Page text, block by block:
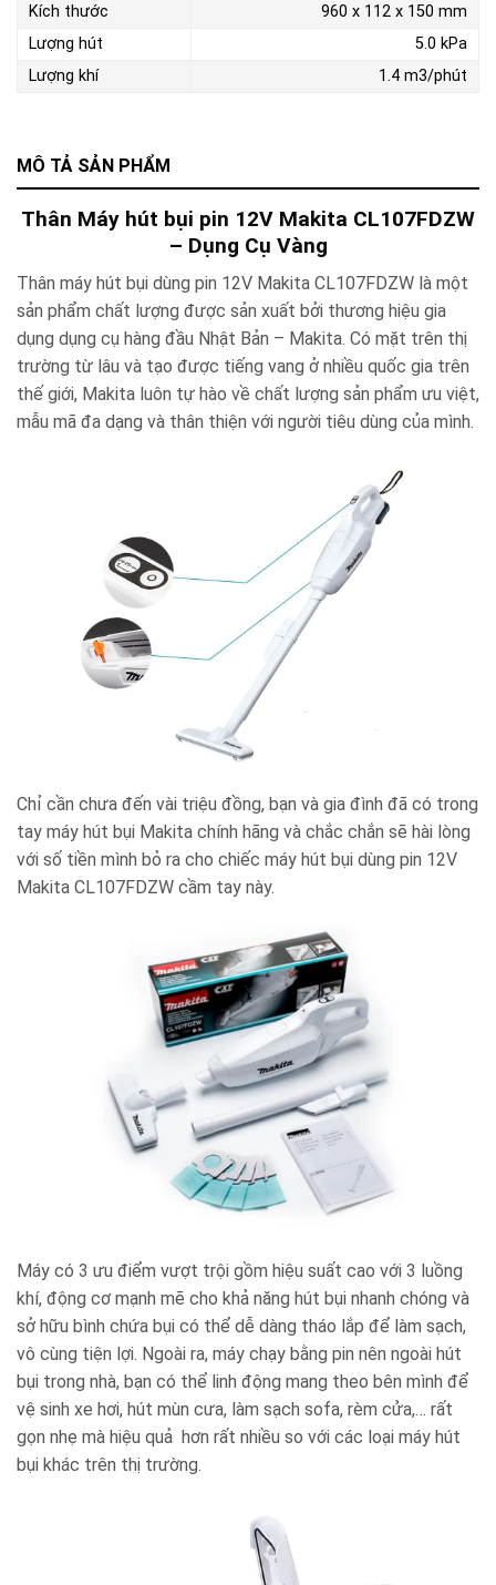
MÔ TẢ SẢN PHẨM
Thân Máy hút bụi pin 12V Makita CL107FDZW
– Dụng Cụ Vàng
Thân máy hút bụi dùng pin 12V Makita CL107FDZW là một
sản phẩm chất lượng được sản xuất bởi thương hiệu gia
dụng dụng cụ hàng đầu Nhật Bản – Makita. Có mặt trên thị
trường từ lâu và tạo được tiếng vang ở nhiều quốc gia trên
thế giới, Makita luôn tự hào về chất lượng sản phẩm ưu việt,
mẫu mã đa dạng và thân thiện với người tiêu dùng của mình.
Chỉ cần chưa đến vài triệu đồng, bạn và gia đình đã có trong
tay máy hút bụi Makita chính hãng và chắc chắn sẽ hài lòng
với số tiền mình bỏ ra cho chiếc máy hút bụi dùng pin 12V
Makita CL107FDZW cầm tay này.
Máy có 3 ưu điểm vượt trội gồm hiệu suất cao với 3 luồng
khí, động cơ mạnh mẽ cho khả năng hút bụi nhanh chóng và
sở hữu bình chứa bụi có thể dễ dàng tháo lắp để làm sạch,
vô cùng tiện lợi. Ngoài ra, máy chạy bằng pin nên ngoài hút
bụi trong nhà, bạn có thể linh động mang theo bên mình để
vệ sinh xe hơi, hút mùn cưa, làm sạch sofa, rèm cửa,… rất
gọn nhẹ mà hiệu quả hơn rất nhiều so với các loại máy hút
bụi khác trên thị trường.
Kích thước
960 x 112 x 150 mm
Lượng hút
5.0 kPa
Lượng khí
1.4 m3/phút